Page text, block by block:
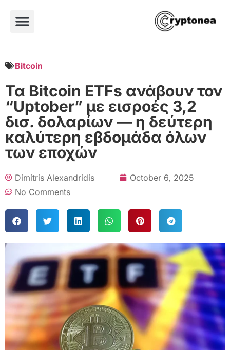
Bitcoin
Τα Bitcoin ETFs ανάβουν τον
“Uptober” με εισροές 3,2
δισ. δολαρίων — η δεύτερη
καλύτερη εβδομάδα όλων
των εποχών
Dimitris Alexandridis
October 6, 2025
No Comments